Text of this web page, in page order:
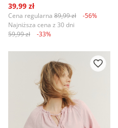
39,99 zł
Cena regularna 89,99 zł
-56%
Najniższa cena z 30 dni
59,99 zł
-33%